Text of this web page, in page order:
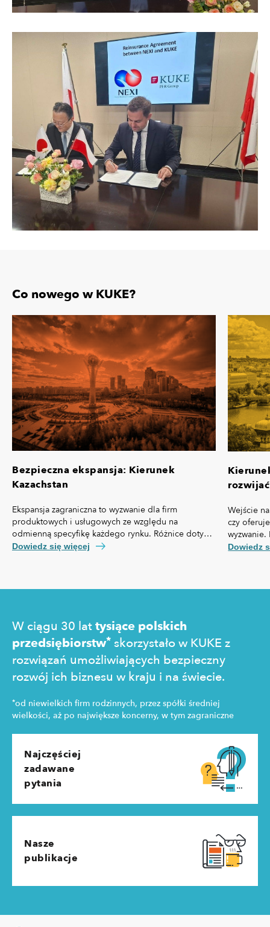
Co nowego w KUKE?
Bezpieczna ekspansja: Kierunek
Kazachstan
Ekspansja zagraniczna to wyzwanie dla firm
produktowych i usługowych ze względu na
odmienną specyfikę każdego rynku. Różnice dotyczą
nie tylko przepisów prawa czy technologii, ale też,
Dowiedz się więcej
Wejście
czy
własną
Dowiedz
W ciągu 30 lattysiące polskich
przedsiębiorstw* skorzystało w KUKE z
rozwiązań umożliwiających bezpieczny
rozwój ich biznesu w kraju i na świecie.
*od niewielkich firm rodzinnych, przez spółki średniej
wielkości, aż po największe koncerny, w tym zagraniczne
Najczęściej
zadawane
pytania
Nasze
publikacje